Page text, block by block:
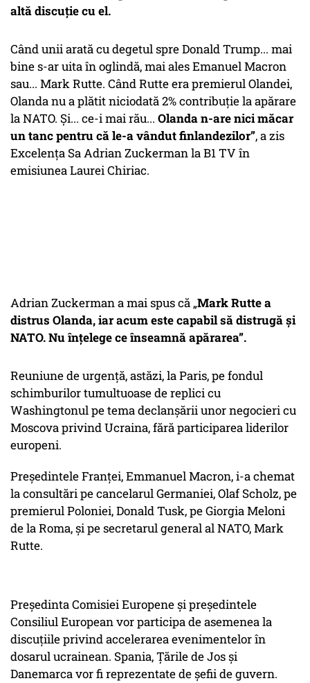
altă discuție cu el.
Când unii arată cu degetul spre Donald Trump... mai
bine s-ar uita în oglindă, mai ales Emanuel Macron
sau... Mark Rutte. Când Rutte era premierul Olandei,
Olanda nu a plătit niciodată 2% contribuție la apărare
la NATO. Și... ce-i mai rău... Olanda n-are nici măcar
un tanc pentru că le-a vândut finlandezilor”, a zis
Excelența Sa Adrian Zuckerman la B1 TV în
emisiunea Laurei Chiriac.
Adrian Zuckerman a mai spus că „Mark Rutte a
distrus Olanda, iar acum este capabil să distrugă și
NATO. Nu înțelege ce înseamnă apărarea”.
Reuniune de urgență, astăzi, la Paris, pe fondul
schimburilor tumultuoase de replici cu
Washingtonul pe tema declanșării unor negocieri cu
Moscova privind Ucraina, fără participarea liderilor
europeni.
Președintele Franței, Emmanuel Macron, i-a chemat
la consultări pe cancelarul Germaniei, Olaf Scholz, pe
premierul Poloniei, Donald Tusk, pe Giorgia Meloni
de la Roma, și pe secretarul general al NATO, Mark
Rutte.
Președinta Comisiei Europene și președintele
Consiliul European vor participa de asemenea la
discuțiile privind accelerarea evenimentelor în
dosarul ucrainean. Spania, Ţările de Jos şi
Danemarca vor fi reprezentate de șefii de guvern.